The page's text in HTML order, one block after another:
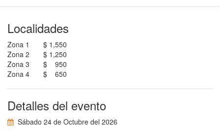
Localidades
Zona 1
$ 1,550
Zona 2
$ 1,250
Zona 3
$ 950
Zona 4
$ 650
Detalles del evento
Sábado 24 de Octubre del 2026